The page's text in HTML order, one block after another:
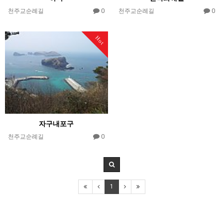
천주교순례길 0 천주교순례길 0
Hot
자구내포구
천주교순례길 0
1